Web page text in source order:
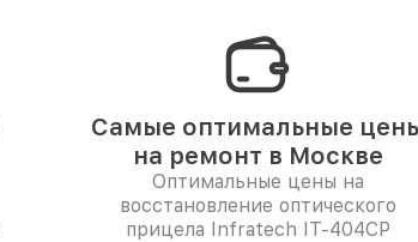
Самые оптимальные
на ремонт в Москве
Оптимальные цены на
восстановление оптического
прицела Infratech IT-404CP